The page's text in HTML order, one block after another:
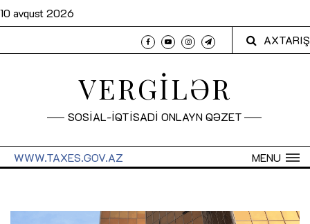
10 avqust 2026
AXTARIŞ
VERGİLƏR
SOSİAL-İQTİSADİ ONLAYN QƏZET
MENU
WWW.TAXES.GOV.AZ